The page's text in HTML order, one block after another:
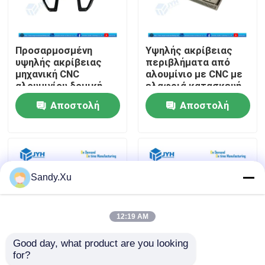
Περίπου εμείς
Γύρος εργοστασίων
Ποιοτικός έλεγχος
Μας ελάτε σε επαφή με
Ειδήσεις
Ζητήστε ένα απόσπασμα
Προσαρμοσμένη
υψηλής ακρίβειας
μηχανική CNC
αλουμινίου δομική
στήριξη
τοποθέτησης με
μαύρο ματ
φινίρισμα
Αποστολή
Υψηλής ακρίβειας
περιβλήματα από
αλουμίνιο με CNC με
ελαφριά κατασκευή
υψηλής αντοχής και
εξαιρετική θερμική
αγωγιμότητα
Αποστολή
Μηχανουργική
Sandy.Xu
12:19 AM
Good day, what product are you looking
for?